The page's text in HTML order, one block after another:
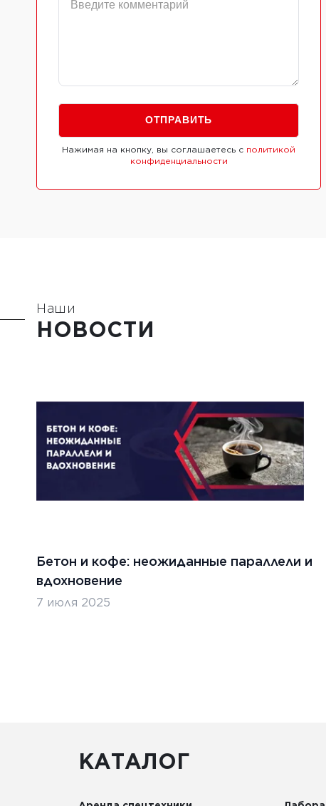
Нажимая на кнопку, вы соглашаетесь с политикой
конфиденциальности
Наши
НОВОСТИ
Бетон и кофе: неожиданные параллели и
вдохновение
7 июля 2025
КАТАЛОГ